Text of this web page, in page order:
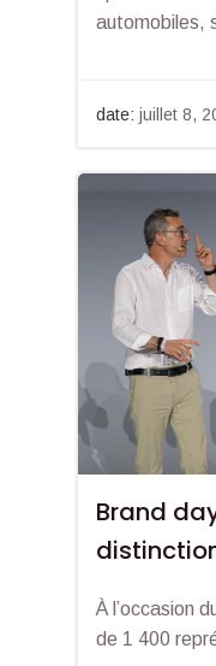
automobiles,
date: juillet 8,
Brand
À l’occasion
de 1 400